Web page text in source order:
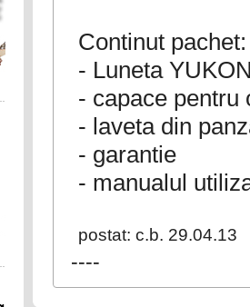
Continut pachet:
- Luneta
- capace pentru
- laveta din
- garantie
- manualul
postat: c.b. 29.04.13
----